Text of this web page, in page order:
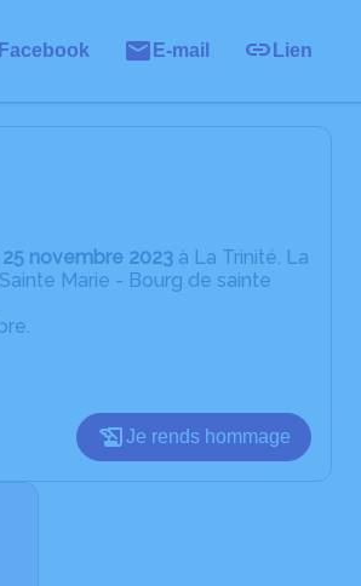
Facebook E-mail Lien
25 novembre 2023 à La Trinité. La
Marie - Bourg de sainte
Je rends hommage